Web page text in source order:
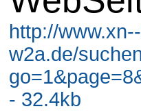
http://
w2a.de/
- 32.4kb